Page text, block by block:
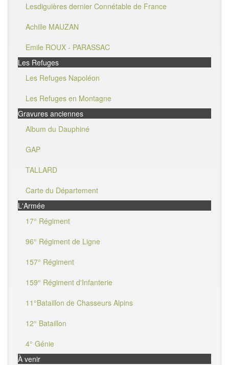
Lesdiguières dernier Connétable de France
Achille MAUZAN
Emile ROUX - PARASSAC
Les Refuges
Les Refuges Napoléon
Les Refuges en Montagne
Gravures anciennes
Album du Dauphiné
GAP
TALLARD
Carte du Département
L'Armée
17° Régiment
96° Régiment de Ligne
157° Régiment
159° Régiment d'Infanterie
11°Bataillon de Chasseurs Alpins
12° Bataillon
4° Génie
À venir